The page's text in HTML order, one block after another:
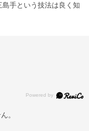
手という技法は良く知
。